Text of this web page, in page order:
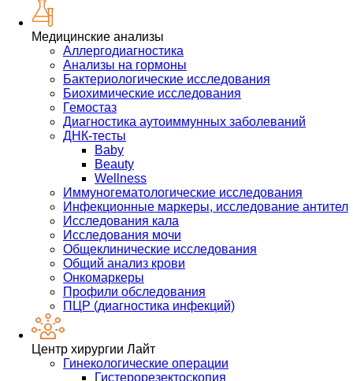
Медицинские анализы
Аллергодиагностика
Анализы на гормоны
Бактериологические исследования
Биохимические исследования
Гемостаз
Диагностика аутоиммунных заболеваний
ДНК-тесты
Baby
Beauty
Wellness
Иммуногематологические исследования
Инфекционные маркеры, исследование антител
Исследования кала
Исследования мочи
Общеклинические исследования
Общий анализ крови
Онкомаркеры
Профили обследования
ПЦР (диагностика инфекций)
Центр хирургии Лайт
Гинекологические операции
Гистерорезектоскопия